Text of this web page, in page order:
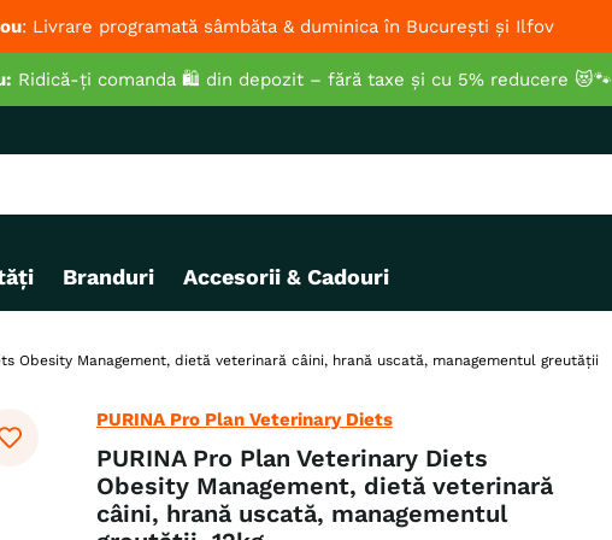
: Livrare programată sâmbăta & duminica în București și Ilfov
Ridică-ți comanda 🛍️ din depozit – fără taxe și cu 5% reducere 😻🐾
Branduri Accesorii & Cadouri
Obesity Management, dietă veterinară câini, hrană uscată, managementul greutății
PURINA Pro Plan Veterinary Diets
PURINA Pro Plan Veterinary Diets
Obesity Management, dietă veterinară
câini, hrană uscată, managementul